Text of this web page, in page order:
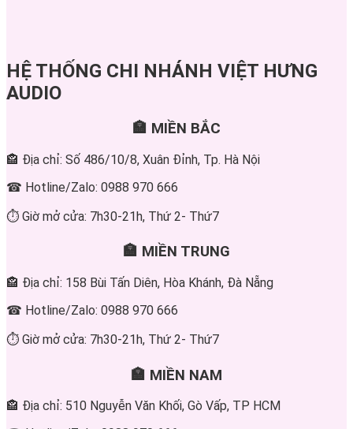
HỆ THỐNG CHI NHÁNH VIỆT HƯNG
AUDIO
🏣 MIỀN BẮC
🏤 Địa chỉ: Số 486/10/8, Xuân Đỉnh, Tp. Hà Nội
☎ Hotline/Zalo: 0988 970 666
⏱ Giờ mở cửa: 7h30-21h, Thứ 2- Thứ7
🏣 MIỀN TRUNG
🏤 Địa chỉ: 158 Bùi Tấn Diên, Hòa Khánh, Đà Nẵng
☎ Hotline/Zalo: 0988 970 666
⏱ Giờ mở cửa: 7h30-21h, Thứ 2- Thứ7
🏣 MIỀN NAM
🏤 Địa chỉ: 510 Nguyễn Văn Khối, Gò Vấp, TP HCM